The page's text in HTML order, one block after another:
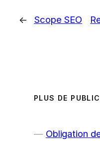
← Scope SEO
PLUS DE
Obligation